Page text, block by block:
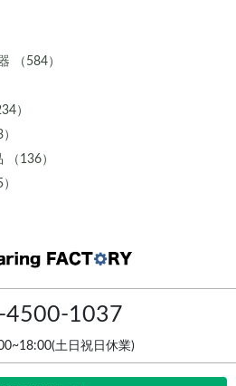
4500-1037
土日祝日休業)
（584）
）
（136）